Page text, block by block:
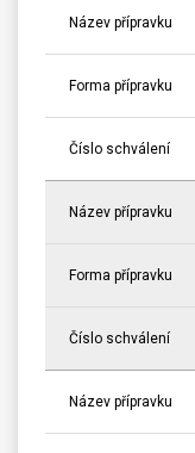
Název přípravku
Forma přípravku
Číslo schválení
Název přípravku
Forma přípravku
Číslo schválení
Název přípravku